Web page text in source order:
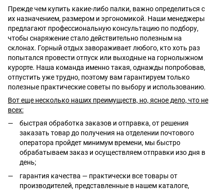
Прежде чем купить какие-либо палки, важно определиться с
их назначением, размером и эргономикой. Наши менеджеры
предлагают профессиональную консультацию по подбору,
чтобы снаряжение стало действительно полезным на
склонах. Горный отдых завораживает любого, кто хоть раз
попытался провести отпуск или выходные на горнолыжном
курорте. Наша команда именно такая, однажды попробовав,
отпустить уже трудно, поэтому вам гарантируем только
полезные практические советы по выбору и использованию.
Вот еще несколько наших преимуществ, но, ясное дело, что не
всех:
быстрая обработка заказов и отправка, от решения
заказать товар до получения на отделении почтового
оператора пройдет минимум времени, мы быстро
обрабатываем заказ и осуществляем отправки изо дня в
день;
гарантия качества — практически все товары от
производителей, представленные в нашем каталоге,